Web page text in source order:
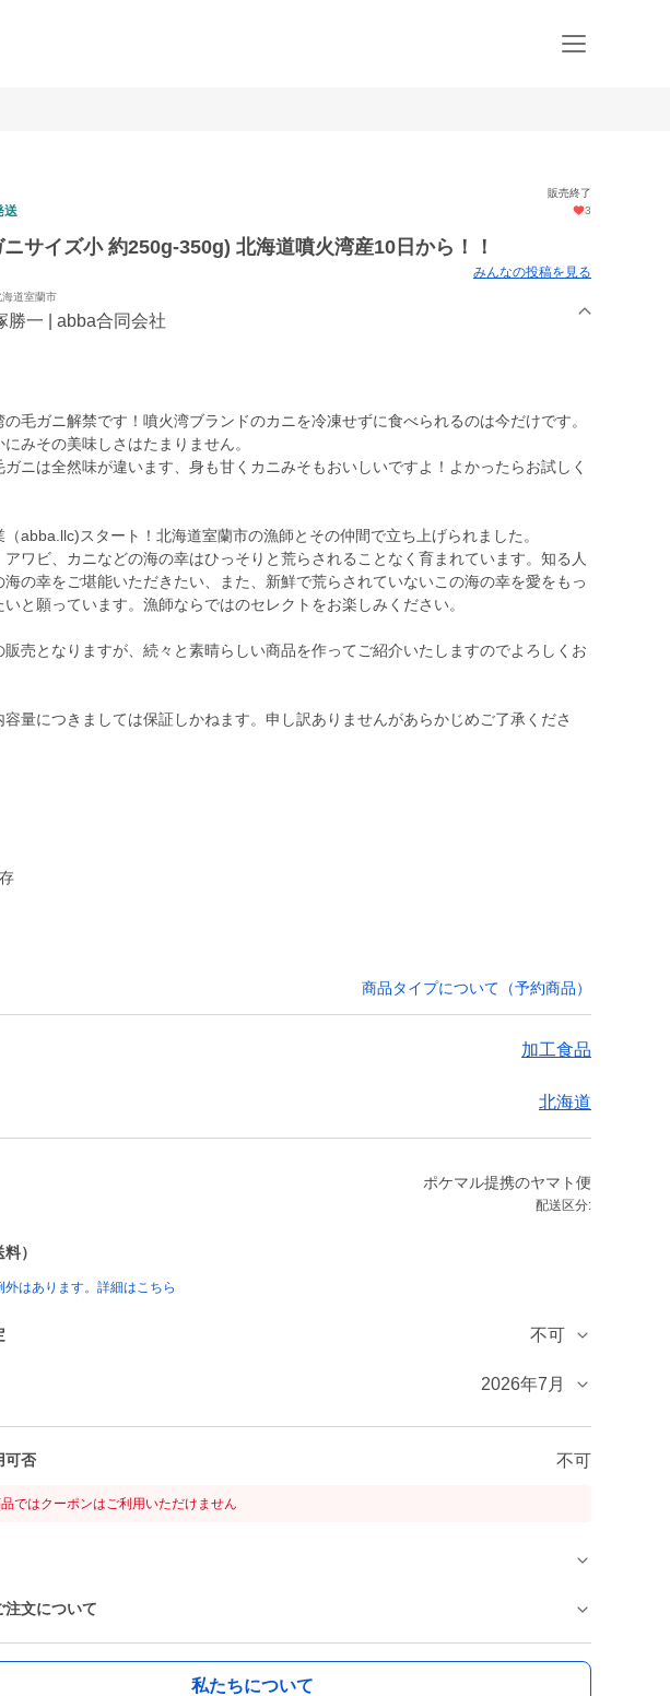
販売終了
送 3
サイズ小 約250g-350g) 北海道噴火湾産10日から！！
みんなの投稿を見る
海道室蘭市
勝一 | abba合同会社
毛ガニ解禁です！噴火湾ブランドのカニを冷凍せずに食べられるのは今だけです。
みその美味しさはたまりません。
ガニは全然味が違います、身も甘くカニみそもおいしいですよ！よかったらお試しく
abba.llc)スタート！北海道室蘭市の漁師とその仲間で立ち上げられました。
アワビ、カニなどの海の幸はひっそりと荒らされることなく育まれています。知る人
海の幸をご堪能いただきたい、また、新鮮で荒らされていないこの海の幸を愛をもっ
いと願っています。漁師ならではのセレクトをお楽しみください。
販売となりますが、続々と素晴らしい商品を作ってご紹介いたしますのでよろしくお
容量につきましては保証しかねます。申し訳ありませんがあらかじめご了承くださ
商品タイプについて（予約商品）
加工食品
北海道
ポケマル提携のヤマト便
配送区分:
）
はあります。詳細はこちら
不可
2026年7月
可否 不可
ではクーポンはご利用いただけません
注文について
私たちについて